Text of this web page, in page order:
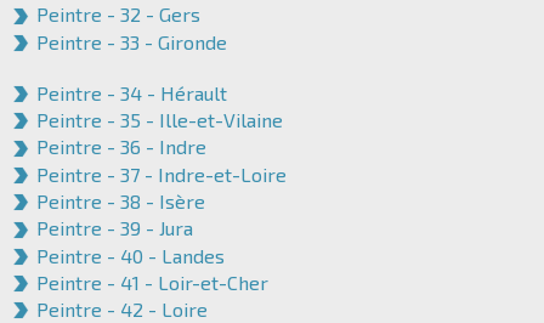
Peintre - 32 - Gers
Peintre - 33 - Gironde
Peintre - 34 - Hérault
Peintre - 35 - Ille-et-Vilaine
Peintre - 36 - Indre
Peintre - 37 - Indre-et-Loire
Peintre - 38 - Isère
Peintre - 39 - Jura
Peintre - 40 - Landes
Peintre - 41 - Loir-et-Cher
Peintre - 42 - Loire